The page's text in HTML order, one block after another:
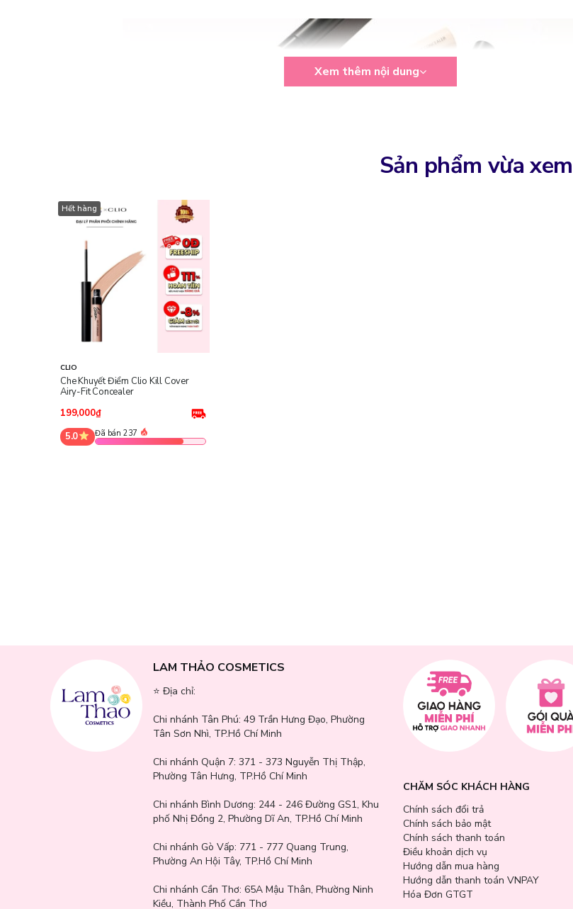
Lớp nền mịn lì nhưng vẫn giữ được độ ẩm, hạn chế tình trạng cakey.
Khả năng bám màu lên đến nhiều giờ liền, phù hợp cho lịch trình bận rộn.
Thiết kế đầu cọ tiện lợi, dễ dàng thao tác ngay cả cho người mới bắt đầu.
Xem thêm nội dung
Sản phẩm vừa xem
Hết hàng
CLIO
Che Khuyết Điểm Clio Kill Cover
Airy-Fit Concealer
199,000₫
5.0
Đã bán 237
LAM THẢO COSMETICS
⭐️ Địa chỉ:
Chi nhánh Tân Phú: 49 Trần Hưng Đạo, Phường
Tân Sơn Nhì, TP.Hồ Chí Minh
Chi nhánh Quận 7: 371 - 373 Nguyễn Thị Thập,
Phường Tân Hưng, TP.Hồ Chí Minh
Chi nhánh Bình Dương: 244 - 246 Đường GS1, Khu
phố Nhị Đồng 2, Phường Dĩ An, TP.Hồ Chí Minh
Chi nhánh Gò Vấp: 771 - 777 Quang Trung,
Phường An Hội Tây, TP.Hồ Chí Minh
Chi nhánh Cần Thơ: 65A Mậu Thân, Phường Ninh
Kiều, Thành Phố Cần Thơ
CHĂM SÓC KHÁCH HÀNG
Chính sách đổi trả
Chính sách bảo mật
Chính sách thanh toán
Điều khoản dịch vụ
Hướng dẫn mua hàng
Hướng dẫn thanh toán VNPAY
Hóa Đơn GTGT